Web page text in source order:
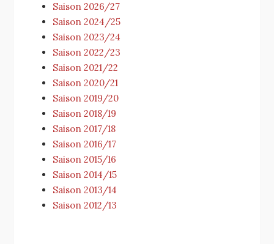
Saison 2026/27
Saison 2024/25
Saison 2023/24
Saison 2022/23
Saison 2021/22
Saison 2020/21
Saison 2019/20
Saison 2018/19
Saison 2017/18
Saison 2016/17
Saison 2015/16
Saison 2014/15
Saison 2013/14
Saison 2012/13